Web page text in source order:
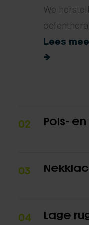
We
Lees
→
02 Pols-
03
04 Lage